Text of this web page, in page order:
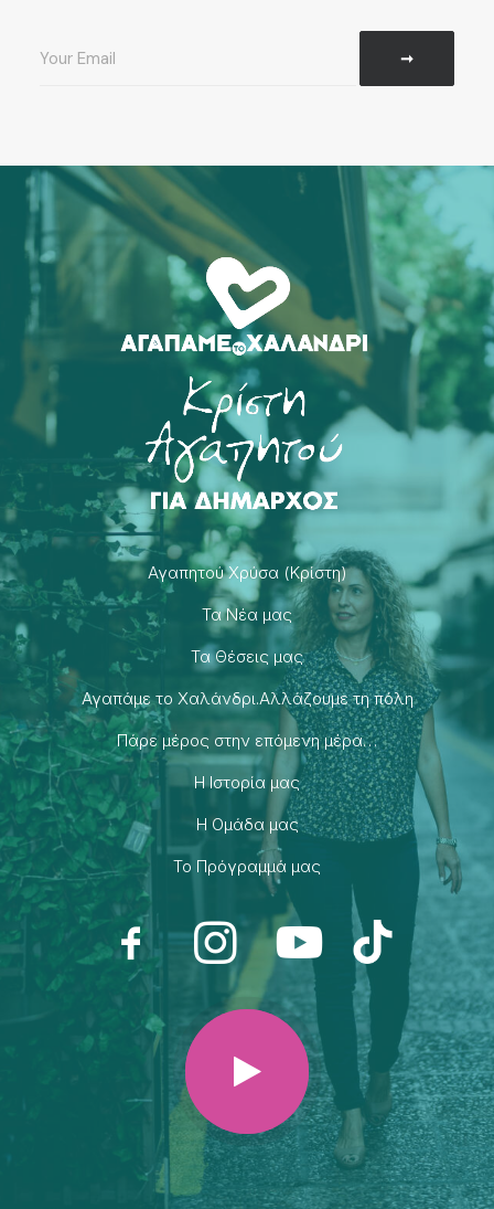
Αγαπητού Χρύσα (Κρίστη)
Τα Νέα μας
Τα Θέσεις μας
Αγαπάμε το Χαλάνδρι.Αλλάζουμε τη πόλη
Πάρε μέρος στην επόμενη μέρα…
H Ιστορία μας
H Ομάδα μας
Το Πρόγραμμά μας